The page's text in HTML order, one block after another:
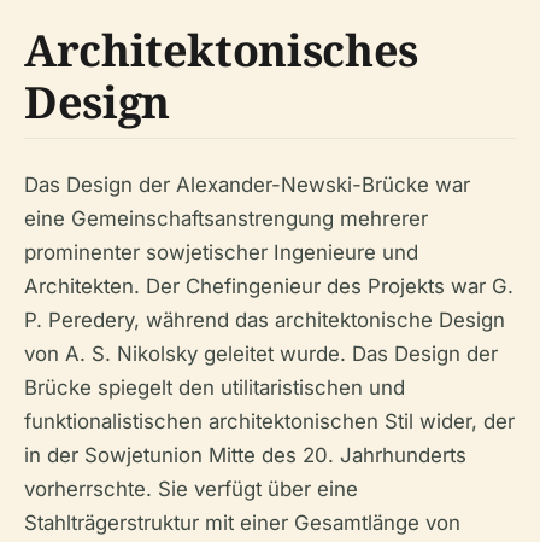
Architektonisches
Design
Das Design der Alexander-Newski-Brücke war
eine Gemeinschaftsanstrengung mehrerer
prominenter sowjetischer Ingenieure und
Architekten. Der Chefingenieur des Projekts war G.
P. Peredery, während das architektonische Design
von A. S. Nikolsky geleitet wurde. Das Design der
Brücke spiegelt den utilitaristischen und
funktionalistischen architektonischen Stil wider, der
in der Sowjetunion Mitte des 20. Jahrhunderts
vorherrschte. Sie verfügt über eine
Stahlträgerstruktur mit einer Gesamtlänge von